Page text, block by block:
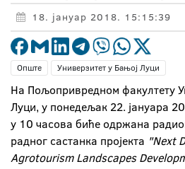
18. јануар 2018. 15:15:39
Опште Универзитет у Бањој Луци
На Пољопривредном факултету
Луци, у понедељак 22. јануара
у 10 часова биће одржана
радног састанка пројекта "Next
Agrotourism Landscapes